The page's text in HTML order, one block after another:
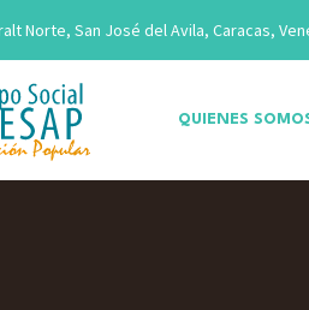
Norte, San José del Avila, Caracas,
QUIENES